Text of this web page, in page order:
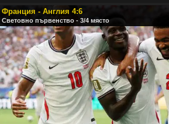
Франция - Англия 4:6
Световно първенство - 3/4 място